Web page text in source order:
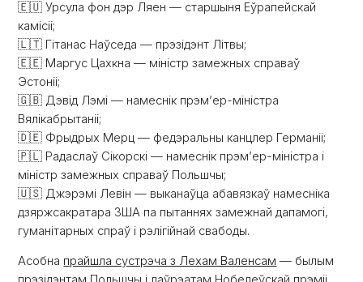
🇪🇺 Урсула фон дэр Ляен — старшыня Еўрапейскай
камісіі;
🇱🇹 Гітанас Наўседа — прэзідэнт Літвы;
🇪🇪 Маргус Цахкна — міністр замежных справаў
Эстоніі;
🇬🇧 Дэвід Лэмі — намеснік прэм’ер-міністра
Вялікабрытаніі;
🇩🇪 Фрыдрых Мерц — федэральны канцлер Германіі;
🇵🇱 Радаслаў Сікорскі — намеснік прэм’ер-міністра і
міністр замежных справаў Польшчы;
🇺🇸 Джэрэмі Левін — выканаўца абавязкаў намесніка
дзяржсакратара ЗША па пытаннях замежнай дапамогі,
гуманітарных спраў і рэлігійнай свабоды.
Асобна прайшла сустрэча з Лехам Валенсам — былым